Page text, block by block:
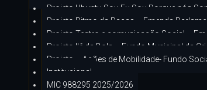
Projeto Ubuntu Sou Eu Sou Porque nós
Projeto Ritmo da Raças – Emenda
Projeto Teatro e comunicação Social –
Projeto Ilê da Bola – Fundo Municipal da
Projeto – Ações de Mobilidade- Fundo
Institucional
MIC 988295 2025/2026